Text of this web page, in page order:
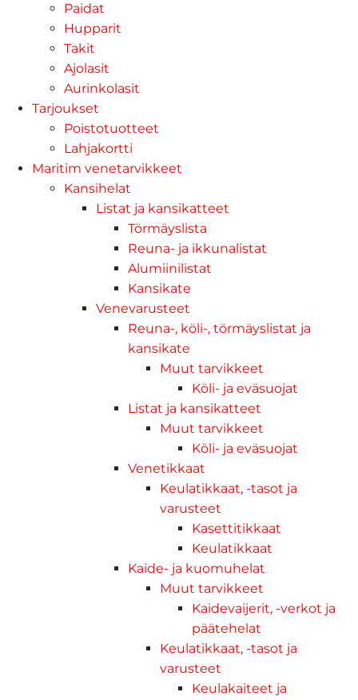
Paidat
Hupparit
Takit
Ajolasit
Aurinkolasit
Tarjoukset
Poistotuotteet
Lahjakortti
Maritim venetarvikkeet
Kansihelat
Listat ja kansikatteet
Törmäyslista
Reuna- ja ikkunalistat
Alumiinilistat
Kansikate
Venevarusteet
Reuna-, köli-, törmäyslistat ja
kansikate
Muut tarvikkeet
Köli- ja eväsuojat
Listat ja kansikatteet
Muut tarvikkeet
Köli- ja eväsuojat
Venetikkaat
Keulatikkaat, -tasot ja
varusteet
Kasettitikkaat
Keulatikkaat
Kaide- ja kuomuhelat
Muut tarvikkeet
Kaidevaijerit, -verkot ja
päätehelat
Keulatikkaat, -tasot ja
varusteet
Keulakaiteet ja